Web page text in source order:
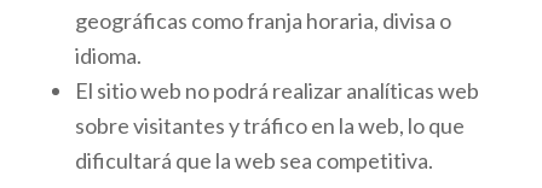
geográficas como franja horaria, divisa o
idioma.
El sitio web no podrá realizar analíticas web
sobre visitantes y tráfico en la web, lo que
dificultará que la web sea competitiva.